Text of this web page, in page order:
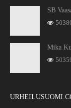
SB
Mika